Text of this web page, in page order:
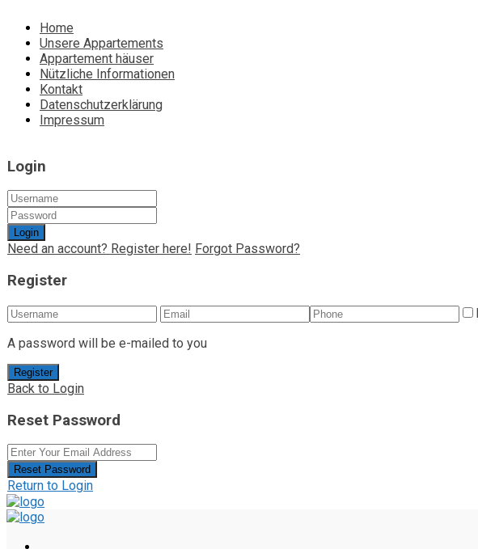
Home
Unsere Appartements
Appartement häuser
Nützliche Informationen
Kontakt
Datenschutzerklärung
Impressum
Login
Login
Need an account? Register here! Forgot Password?
Register
A password will be e-mailed to you
Register
Back to Login
Reset Password
Reset Password
Return to Login